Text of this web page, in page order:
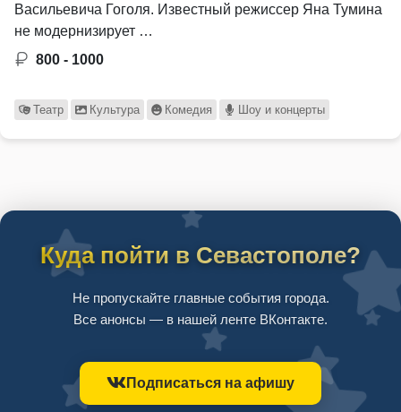
Васильевича Гоголя. Известный режиссер Яна Тумина
не модернизирует …
800 - 1000
Театр Культура Комедия Шоу и концерты
Куда пойти в Севастополе?
Не пропускайте главные события города.
Все анонсы — в нашей ленте ВКонтакте.
Подписаться на афишу